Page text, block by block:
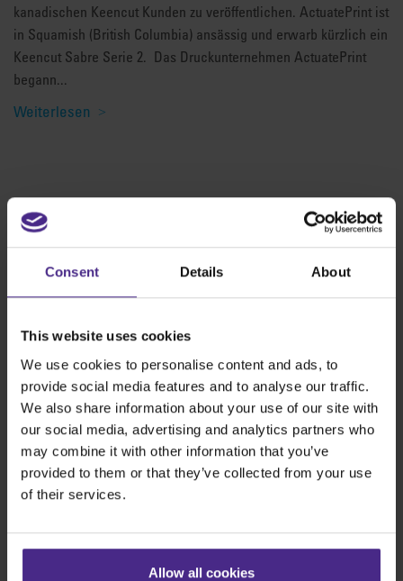
Consent Details About
This website uses cookies
We use cookies to personalise content and ads, to
provide social media features and to analyse our traffic.
We also share information about your use of our site with
our social media, advertising and analytics partners who
may combine it with other information that you’ve
provided to them or that they’ve collected from your use
of their services.
Allow all cookies
kanadischen Keencut Kunden zu veröffentlichen. ActuatePrint ist
in Squamish (British Columbia) ansässig und erwarb kürzlich ein
Keencut Sabre Serie 2. Das Druckunternehmen ActuatePrint
begann...
Weiterlesen
Die besten Schneidegeräte der Welt
Excalibur 3S
Evolution3™ cutters
Evolution3™-Reihe
Evolution3™ SmartFold
Evolution3™ BenchTop
Evolution3™ FreeHand
Simplex
Technic ARC